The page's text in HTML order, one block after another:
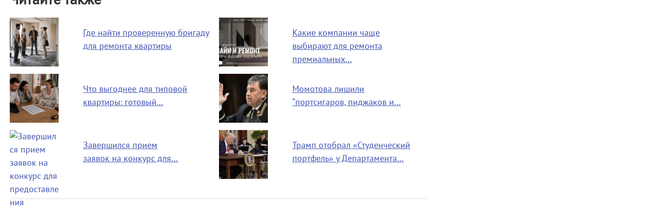
Где найти проверенную бригаду
для ремонта квартиры
Какие компании чаще
выбирают для ремонта
премиальных…
Что выгоднее для типовой
квартиры: готовый…
Момотова лишили
“портсигаров, пиджаков и…
Завершился прием
заявок на конкурс для…
Трамп отобрал «Студенческий
портфель» у Департамента…